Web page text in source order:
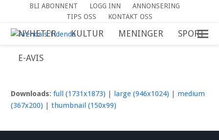
BLI ABONNENT LOGG INN
ANNONSERING
TIPS OSS
KONTAKT OSS
NYHETER KULTUR MENINGER SPORT
E-AVIS
Downloads:full (1731x1873) | large (946x1024) | medium
(367x200) |thumbnail (150x99)